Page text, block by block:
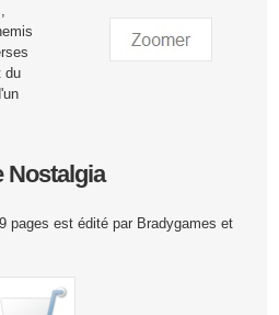
du
Nostalgia
pages est édité par Bradygames et